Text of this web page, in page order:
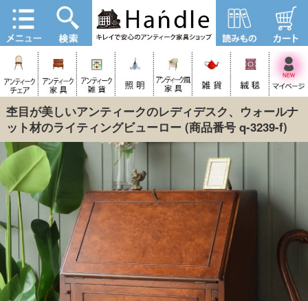
杢目が美しいアンティークのレディデスク、ウォールナ
ット材のライティングビューロー(商品番号 q-3239-f)